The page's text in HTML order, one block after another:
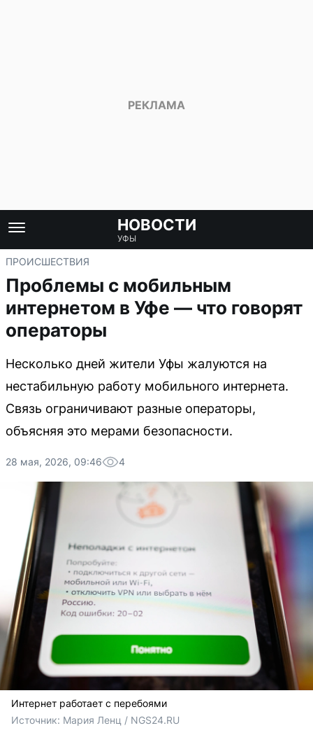
НОВОСТИ
УФЫ
ПРОИСШЕСТВИЯ
Проблемы с мобильным
интернетом в Уфе — что говорят
операторы
Несколько дней жители Уфы жалуются на
нестабильную работу мобильного интернета.
Связь ограничивают разные операторы,
объясняя это мерами безопасности.
28 мая, 2026, 09:46 4
Интернет работает с перебоями
Источник: Мария Ленц / NGS24.RU